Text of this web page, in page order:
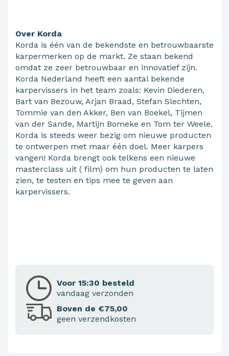
Over Korda
Korda is één van de bekendste en betrouwbaarste
karpermerken op de markt. Ze staan bekend
omdat ze zeer betrouwbaar en innovatief zijn.
Korda Nederland heeft een aantal bekende
karpervissers in het team zoals: Kevin Diederen,
Bart van Bezouw, Arjan Braad, Stefan Slechten,
Tommie van den Akker, Ben van Boekel, Tijmen
van der Sande, Martijn Bomeke en Tom ter Weele.
Korda is steeds weer bezig om nieuwe producten
te ontwerpen met maar één doel. Meer karpers
vangen! Korda brengt ook telkens een nieuwe
masterclass uit ( film) om hun producten te laten
zien, te testen en tips mee te geven aan
karpervissers.
Voor 15:30 besteld
vandaag verzonden
Boven de €75,00
geen verzendkosten